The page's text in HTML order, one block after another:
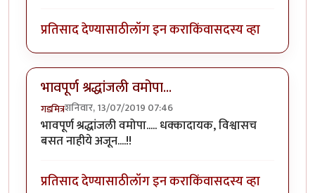
प्रतिसाद देण्यासाठीलॉग इन कराकिंवासदस्य व्हा
भावपूर्ण श्रद्धांजली वमोपा...
गडमित्रशनिवार, 13/07/2019 07:46
भावपूर्ण श्रद्धांजली वमोपा..... धक्कादायक, विश्वासच
बसत नाहीये अजून....!!
प्रतिसाद देण्यासाठीलॉग इन कराकिंवासदस्य व्हा